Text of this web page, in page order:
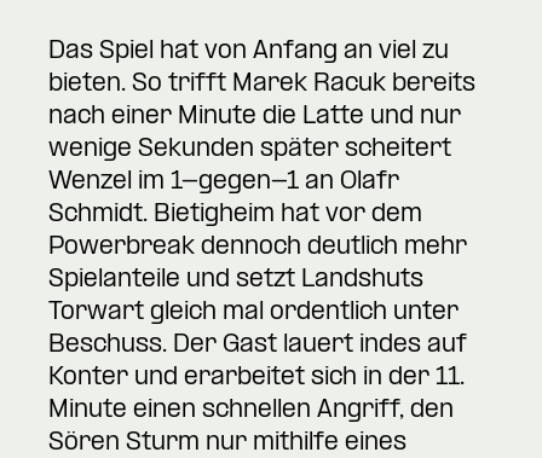
Das Spiel hat von Anfang an viel zu
bieten. So trifft Marek Racuk bereits
nach einer Minute die Latte und nur
wenige Sekunden später scheitert
Wenzel im 1-gegen-1 an Olafr
Schmidt. Bietigheim hat vor dem
Powerbreak dennoch deutlich mehr
Spielanteile und setzt Landshuts
Torwart gleich mal ordentlich unter
Beschuss. Der Gast lauert indes auf
Konter und erarbeitet sich in der 11.
Minute einen schnellen Angriff, den
Sören Sturm nur mithilfe eines